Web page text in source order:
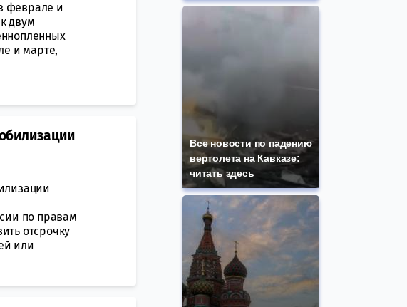
феврале и
двум
и марте,
по прaвам
отсрoчку
или
Все новости по падению
вертолета на Кавказе:
читать здесь